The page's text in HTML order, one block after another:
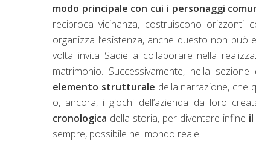
modo principale con cui i personaggi
reciproca vicinanza, costruiscono
organizza l’esistenza, anche questo non
volta invita Sadie a collaborare nella
matrimonio. Successivamente, nella
elemento strutturale della narrazione, che
o, ancora, i giochi dell’azienda da loro
cronologica della storia, per diventare infine
sempre, possibile nel mondo reale.